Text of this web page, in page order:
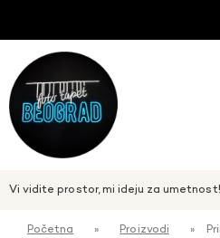
Vi vidite prostor, mi ideju za umetnost!
Početna » Proizvodi »